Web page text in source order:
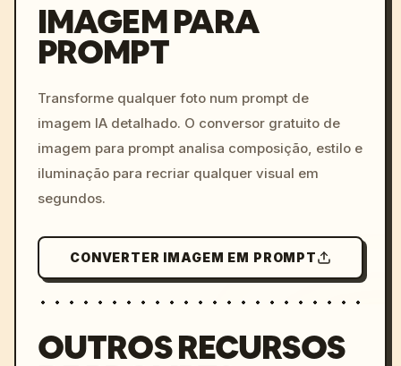
colors, 8k --v 6.0
IMAGEM PARA
PROMPT
Transforme qualquer foto num prompt de
imagem IA detalhado. O conversor gratuito de
imagem para prompt analisa composição, estilo e
iluminação para recriar qualquer visual em
segundos.
CONVERTER IMAGEM EM PROMPT
OUTROS RECURSOS